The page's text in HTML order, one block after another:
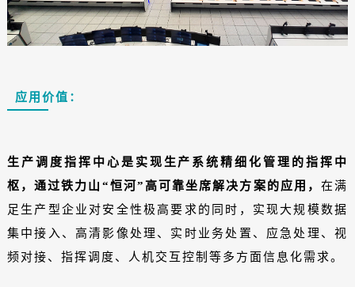
应用价值：
生产调度指挥中心是实现生产系统精细化管理的指挥中
枢，通过铁力山“恒河”高可靠坐席解决方案的应用， 在满
足生产型企业对安全性极高要求的同时，实现大规模数据
集中接入、高清影像处理、实时业务处置、应急处理、视
频对接、指挥调度、人机交互控制等多方面信息化需求。